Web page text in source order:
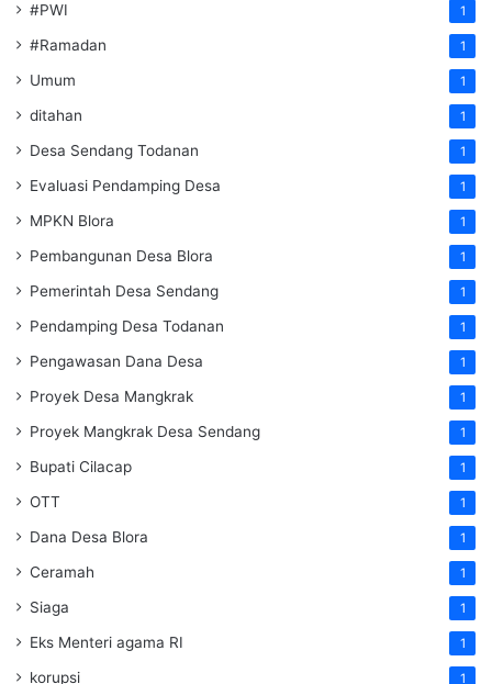
#PWI 1
#Ramadan 1
Umum 1
ditahan 1
Desa Sendang Todanan 1
Evaluasi Pendamping Desa 1
MPKN Blora 1
Pembangunan Desa Blora 1
Pemerintah Desa Sendang 1
Pendamping Desa Todanan 1
Pengawasan Dana Desa 1
Proyek Desa Mangkrak 1
Proyek Mangkrak Desa Sendang 1
Bupati Cilacap 1
OTT 1
Dana Desa Blora 1
Ceramah 1
Siaga 1
Eks Menteri agama RI 1
korupsi 1